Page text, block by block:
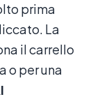
prima
La
il carrello
o per una